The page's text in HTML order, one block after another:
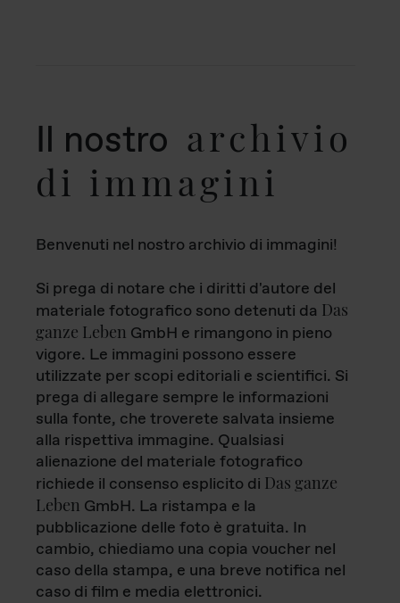
Il nostro archivio
di immagini
Benvenuti nel nostro archivio di immagini!
Si prega di notare che i diritti d'autore del
materiale fotografico sono detenuti da Das
ganze Leben GmbH e rimangono in pieno
vigore. Le immagini possono essere
utilizzate per scopi editoriali e scientifici. Si
prega di allegare sempre le informazioni
sulla fonte, che troverete salvata insieme
alla rispettiva immagine. Qualsiasi
alienazione del materiale fotografico
richiede il consenso esplicito di Das ganze
Leben GmbH. La ristampa e la
pubblicazione delle foto è gratuita. In
cambio, chiediamo una copia voucher nel
caso della stampa, e una breve notifica nel
caso di film e media elettronici.